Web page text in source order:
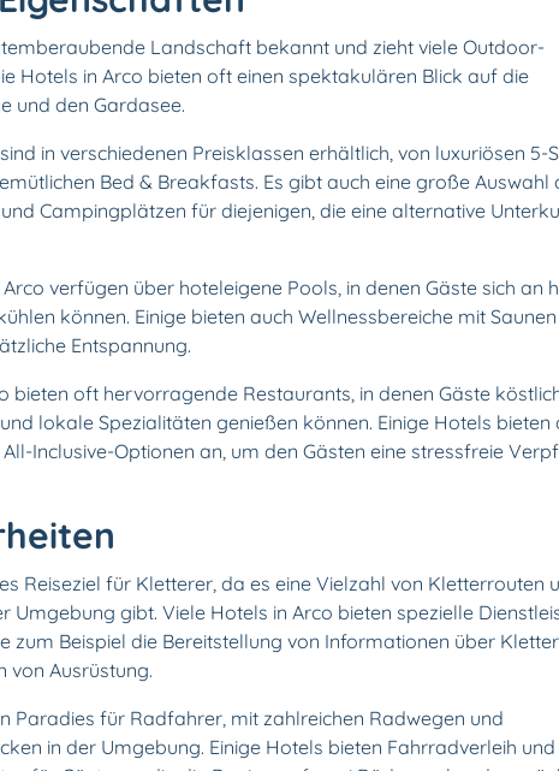
Landschaft bekannt und zieht viele Outdoor-
Hotels in Arco bieten oft einen spektakulären Blick auf die
und den Gardasee.
in verschiedenen Preisklassen erhältlich, von luxuriösen 5-
Bed & Breakfasts. Es gibt auch eine große Auswahl
Campingplätzen für diejenigen, die eine alternative
verfügen über hoteleigene Pools, in denen Gäste sich an
können. Einige bieten auch Wellnessbereiche mit
Entspannung.
bieten oft hervorragende Restaurants, in denen Gäste
lokale Spezialitäten genießen können. Einige Hotels bieten
Inclusive-Optionen an, um den Gästen eine stressfreie
Reiseziel für Kletterer, da es eine Vielzahl von Kletterrouten
Umgebung gibt. Viele Hotels in Arco bieten spezielle
zum Beispiel die Bereitstellung von Informationen über
von Ausrüstung.
Paradies für Radfahrer, mit zahlreichen Radwegen und
in der Umgebung. Einige Hotels bieten Fahrradverleih